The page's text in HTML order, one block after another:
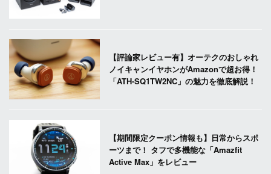
【評論家レビュー有】オーテクのおしゃれ
ノイキャンイヤホンがAmazonで超お得！
「ATH-SQ1TW2NC」の魅力を徹底解説！
【期間限定クーポン情報も】日常からスポ
ーツまで！ タフで多機能な「Amazfit
Active Max」をレビュー